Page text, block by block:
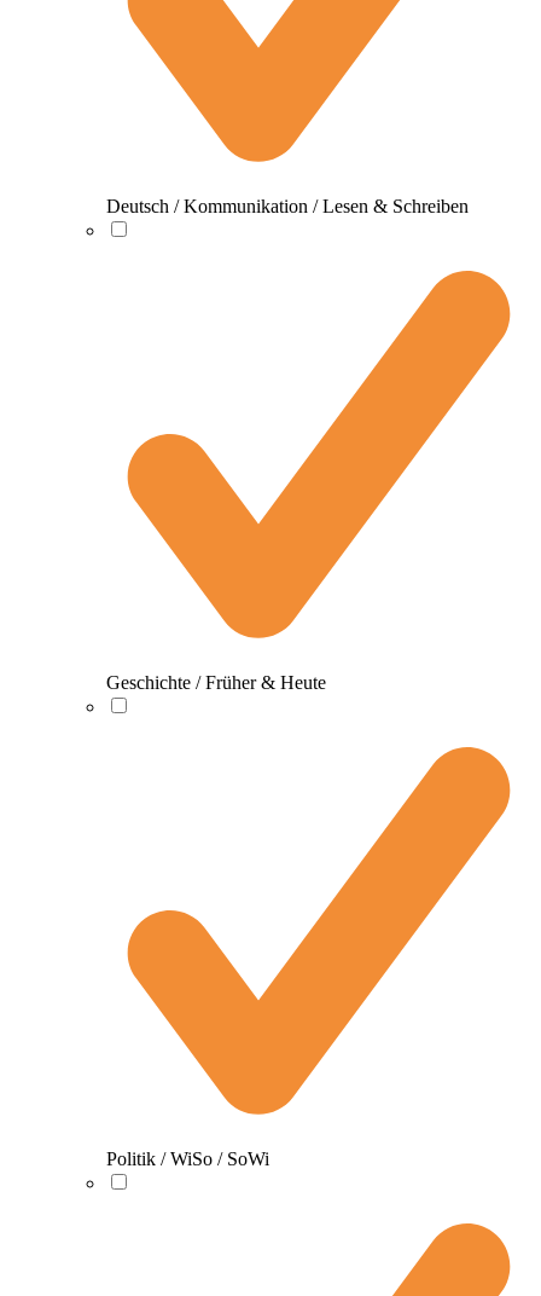
Deutsch / Kommunikation / Lesen & Schreiben
Geschichte / Früher & Heute
Politik / WiSo / SoWi